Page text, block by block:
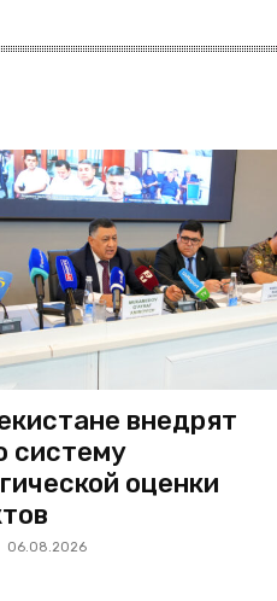
внедрят
систему
оценки
06.08.2026